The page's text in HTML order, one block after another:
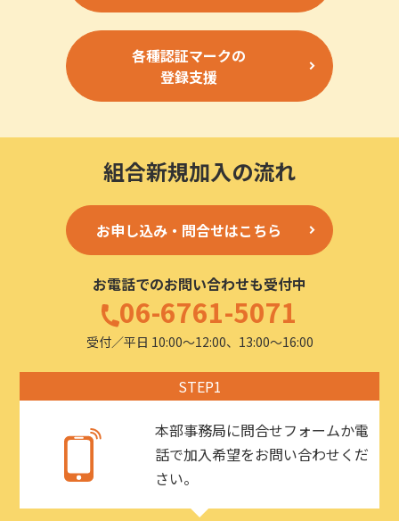
各種認証マークの
登録支援
組合新規加入の流れ
お申し込み・問合せはこちら
お電話でのお問い合わせも受付中
06-6761-5071
受付／平日 10:00〜12:00、13:00〜16:00
STEP1
本部事務局に問合せフォームか電
話で加入希望をお問い合わせくだ
さい。